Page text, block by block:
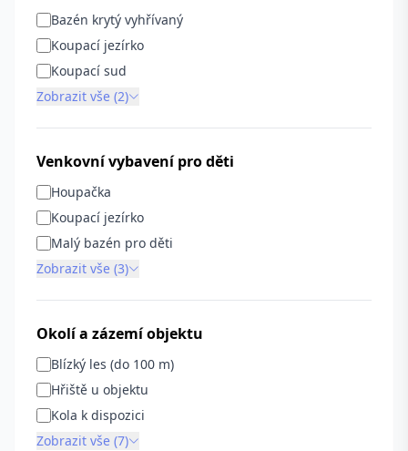
Bazén krytý vyhřívaný
Koupací jezírko
Koupací sud
Zobrazit vše (2)
Venkovní vybavení pro děti
Houpačka
Koupací jezírko
Malý bazén pro děti
Zobrazit vše (3)
Okolí a zázemí objektu
Blízký les (do 100 m)
Hřiště u objektu
Kola k dispozici
Zobrazit vše (7)